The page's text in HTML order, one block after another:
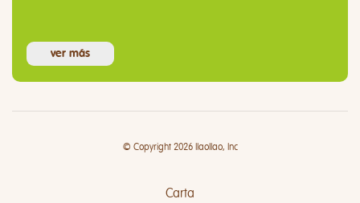
ver más
© Copyright 2026 llaollao, Inc
Carta